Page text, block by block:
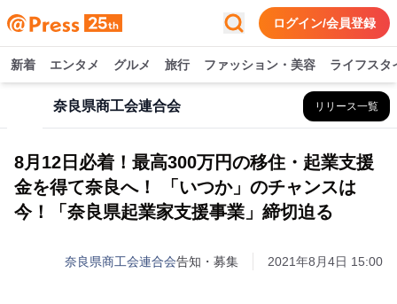
ログイン/会員登録
新着 エンタメ グルメ 旅行 ファッション・美容 ライフスタ
奈良県商工会連合会 リリース一覧
8月12日必着！最高300万円の移住・起業支援
金を得て奈良へ！ 「いつか」のチャンスは
今！「奈良県起業家支援事業」締切迫る
奈良県商工会連合会告知・募集 2021年8月4日 15:00